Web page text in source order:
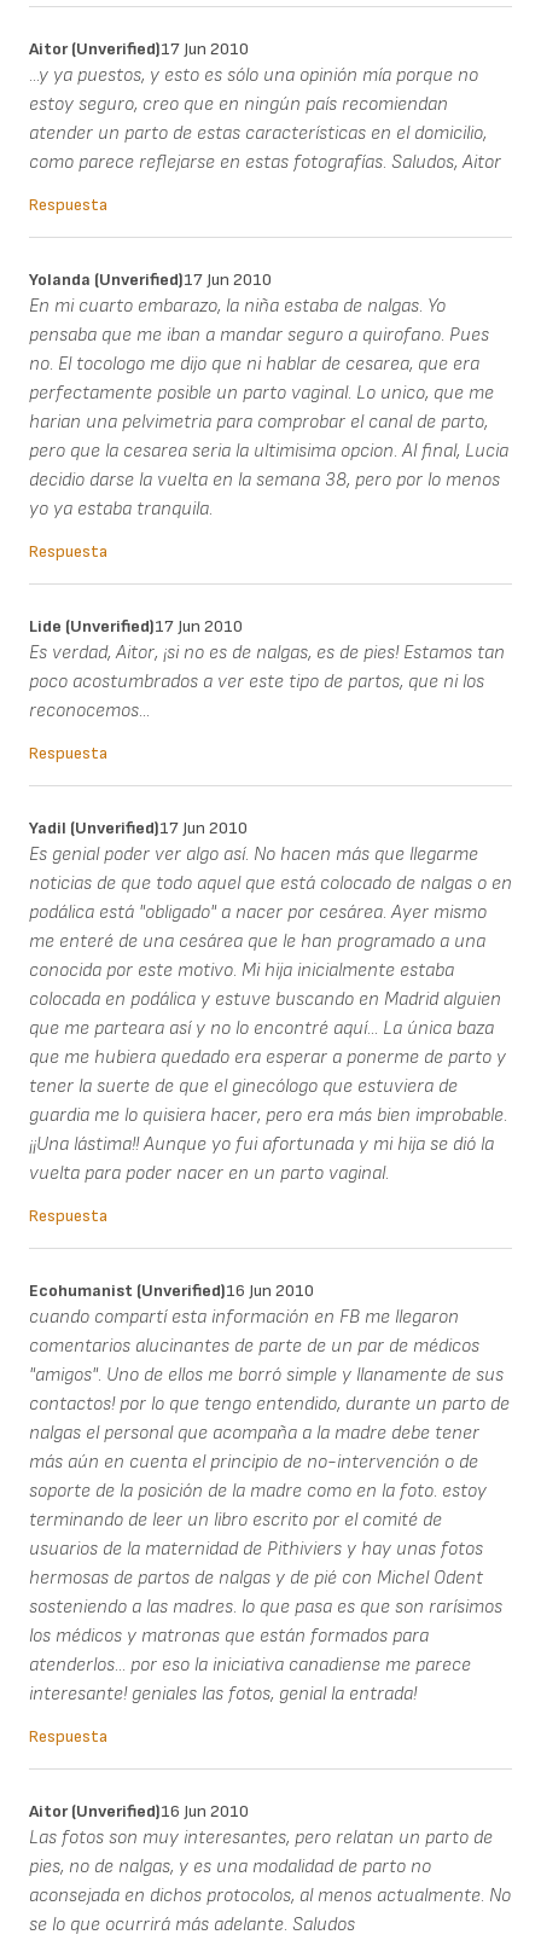
Aitor (unverified)17 Jun 2010
...y ya puestos, y esto es sólo una opinión mía porque no
estoy seguro, creo que en ningún país recomiendan
atender un parto de estas características en el domicilio,
como parece reflejarse en estas fotografías. Saludos, Aitor
Respuesta
Yolanda (unverified)17 Jun 2010
En mi cuarto embarazo, la niña estaba de nalgas. Yo
pensaba que me iban a mandar seguro a quirofano. Pues
no. El tocologo me dijo que ni hablar de cesarea, que era
perfectamente posible un parto vaginal. Lo unico, que me
harian una pelvimetria para comprobar el canal de parto,
pero que la cesarea seria la ultimisima opcion. Al final, Lucia
decidio darse la vuelta en la semana 38, pero por lo menos
yo ya estaba tranquila.
Respuesta
Lide (unverified)17 Jun 2010
Es verdad, Aitor, ¡si no es de nalgas, es de pies! Estamos tan
poco acostumbrados a ver este tipo de partos, que ni los
reconocemos...
Respuesta
Yadil (unverified)17 Jun 2010
Es genial poder ver algo así. No hacen más que llegarme
noticias de que todo aquel que está colocado de nalgas o en
podálica está "obligado" a nacer por cesárea. Ayer mismo
me enteré de una cesárea que le han programado a una
conocida por este motivo. Mi hija inicialmente estaba
colocada en podálica y estuve buscando en Madrid alguien
que me parteara así y no lo encontré aquí... La única baza
que me hubiera quedado era esperar a ponerme de parto y
tener la suerte de que el ginecólogo que estuviera de
guardia me lo quisiera hacer, pero era más bien improbable.
¡¡Una lástima!! Aunque yo fui afortunada y mi hija se dió la
vuelta para poder nacer en un parto vaginal.
Respuesta
Ecohumanist (unverified)16 Jun 2010
cuando compartí esta información en FB me llegaron
comentarios alucinantes de parte de un par de médicos
"amigos". Uno de ellos me borró simple y llanamente de sus
contactos! por lo que tengo entendido, durante un parto de
nalgas el personal que acompaña a la madre debe tener
más aún en cuenta el principio de no-intervención o de
soporte de la posición de la madre como en la foto. estoy
terminando de leer un libro escrito por el comité de
usuarios de la maternidad de Pithiviers y hay unas fotos
hermosas de partos de nalgas y de pié con Michel Odent
sosteniendo a las madres. lo que pasa es que son rarísimos
los médicos y matronas que están formados para
atenderlos... por eso la iniciativa canadiense me parece
interesante! geniales las fotos, genial la entrada!
Respuesta
Aitor (unverified)16 Jun 2010
Las fotos son muy interesantes, pero relatan un parto de
pies, no de nalgas, y es una modalidad de parto no
aconsejada en dichos protocolos, al menos actualmente. No
se lo que ocurrirá más adelante. Saludos